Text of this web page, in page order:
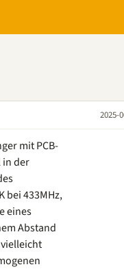
2025-
mit PCB-
in der
bei 433MHz,
eines
Abstand